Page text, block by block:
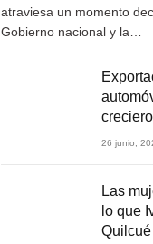
atraviesa un momento
Gobierno nacional y la…
26 junio,
Las
lo que